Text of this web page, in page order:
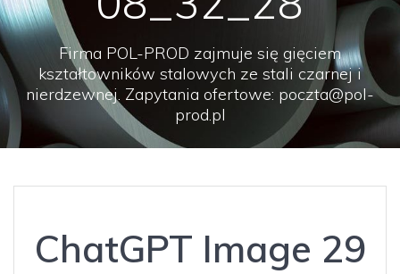
Firma POL-PROD zajmuje się gięciem
kształtowników stalowych ze stali czarnej i
nierdzewnej. Zapytania ofertowe: poczta@pol-
prod.pl
ChatGPT Image 29